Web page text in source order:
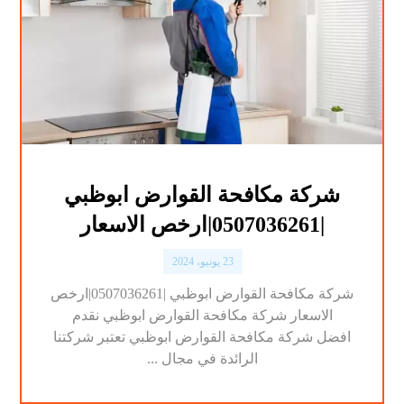
شركة مكافحة القوارض ابوظبي
|0507036261|ارخص الاسعار
23 يونيو، 2024
شركة مكافحة القوارض ابوظبي |0507036261|ارخص
الاسعار شركة مكافحة القوارض ابوظبي نقدم
افضل شركة مكافحة القوارض ابوظبي تعتبر شركتنا
الرائدة في مجال ...